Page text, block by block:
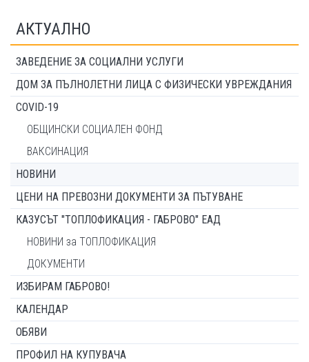
АКТУАЛНО
ЗАВЕДЕНИЕ ЗА СОЦИАЛНИ УСЛУГИ
ДОМ ЗА ПЪЛНОЛЕТНИ ЛИЦА С ФИЗИЧЕСКИ УВРЕЖДАНИЯ
COVID-19
ОБЩИНСКИ СОЦИАЛЕН ФОНД
ВАКСИНАЦИЯ
НОВИНИ
ЦЕНИ НА ПРЕВОЗНИ ДОКУМЕНТИ ЗА ПЪТУВАНЕ
КАЗУСЪТ "ТОПЛОФИКАЦИЯ - ГАБРОВО" ЕАД
НОВИНИ за ТОПЛОФИКАЦИЯ
ДОКУМЕНТИ
ИЗБИРАМ ГАБРОВО!
КАЛЕНДАР
ОБЯВИ
ПРОФИЛ НА КУПУВАЧА